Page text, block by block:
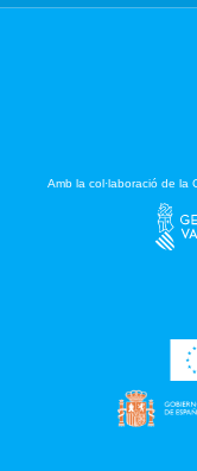
Amb la col·laboració de la